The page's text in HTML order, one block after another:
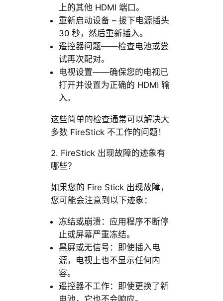
上的其他 HDMI 端口。
重新启动设备 – 拔下电源插头
30 秒，然后重新插入。
遥控器问题——检查电池或尝
试再次配对。
电视设置——确保您的电视已
打开并设置为正确的 HDMI 输
入。
这些简单的检查通常可以解决大
多数 FireStick 不工作的问题！
2. FireStick 出现故障的迹象有
哪些？
如果您的 Fire Stick 出现故障，
您可能会注意到以下迹象：
冻结或崩溃：应用程序不断停
止或屏幕严重冻结。
黑屏或无信号：即使插入电
源，电视上也不显示任何内
容。
遥控器不工作：即使更换了新
电池，它也不会响应。